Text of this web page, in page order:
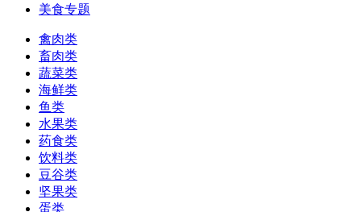
美食专题
禽肉类
畜肉类
蔬菜类
海鲜类
鱼类
水果类
药食类
饮料类
豆谷类
坚果类
蛋类